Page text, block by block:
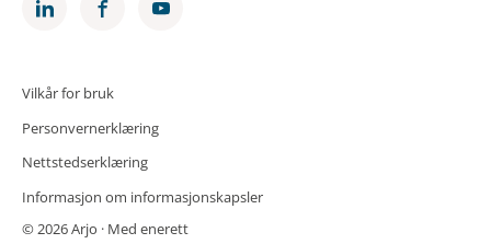
Vilkår for bruk
Personvernerklæring
Nettstedserklæring
Informasjon om informasjonskapsler
© 2026 Arjo · Med enerett